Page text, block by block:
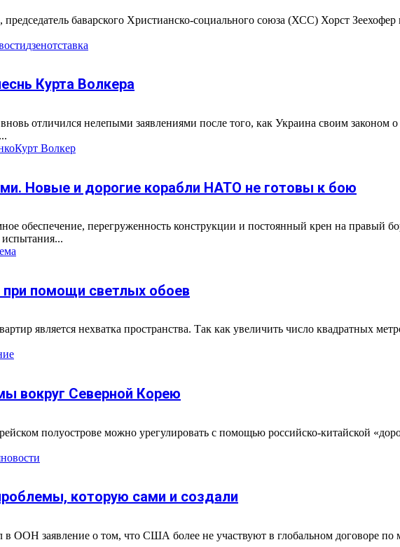
баварского Христианско-социального союза (ХСС) Хорст
дзенотставка
Курта Волкера
отличился нелепыми заявлениями после того, как Украина своим законом
Курт Волкер
Новые и дорогие корабли НАТО не готовы к бою
обеспечение, перегруженность конструкции и постоянный крен на
при помощи светлых обоев
является нехватка пространства. Так как увеличить число квадратных
вокруг Северной Корею
полуострове можно урегулировать с помощью российско-китайской
которую сами и создали
в ООН заявление о том, что США более не участвуют в глобальном договоре по